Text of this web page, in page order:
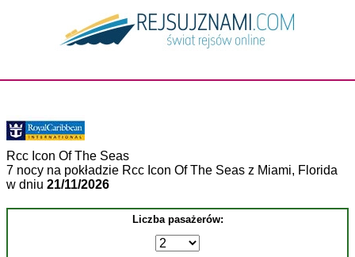
Rcc Icon Of The Seas
7 nocy na pokładzie Rcc Icon Of The Seas z Miami, Florida
w dniu 21/11/2026
Liczba pasażerów: